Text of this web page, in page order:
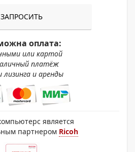
ЗАПРОСИТЬ
оплата:
или картой
платёж
лизинга и аренды
является
партнером Ricoh